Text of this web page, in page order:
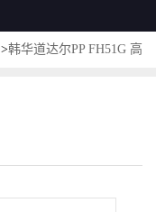
>韩华道达尔PP FH51G 高